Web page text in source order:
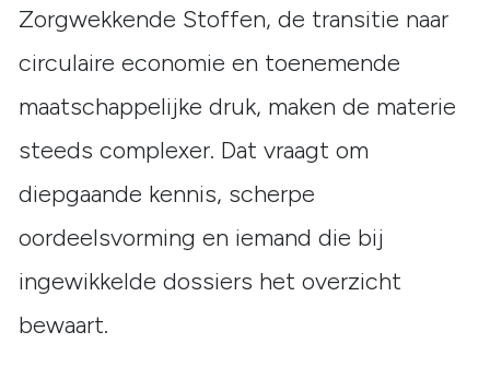
Zorgwekkende Stoffen, de transitie naar
circulaire economie en toenemende
maatschappelijke druk, maken de materie
steeds complexer. Dat vraagt om
diepgaande kennis, scherpe
oordeelsvorming en iemand die bij
ingewikkelde dossiers het overzicht
bewaart.